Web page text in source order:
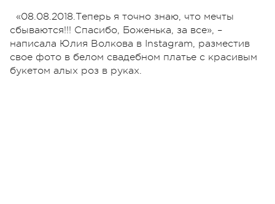
«08.08.2018.Теперь я точно знаю, что мечты
сбываются!!! Спасибо, Боженька, за все», –
написала Юлия Волкова в Instagram, разместив
свое фото в белом свадебном платье с красивым
букетом алых роз в руках.